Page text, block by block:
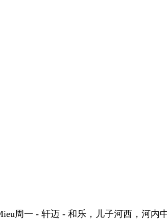
一 - 轩迈 - 和乐，儿子河西，河内